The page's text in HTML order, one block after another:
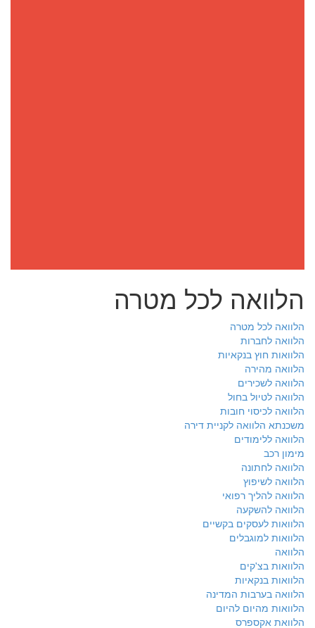
הלוואה לכל מטרה
הלוואה לכל מטרה
הלוואה לחברות
הלוואות חוץ בנקאיות
הלוואה מהירה
הלוואה לשכירים
הלוואה לטיול בחול
הלוואה לכיסוי חובות
משכנתא הלוואה לקניית דירה
הלוואה ללימודים
מימון רכב
הלוואה לחתונה
הלוואה לשיפוץ
הלוואה להליך רפואי
הלוואה להשקעה
הלוואות לעסקים בקשיים
הלוואות למוגבלים
הלוואה
הלוואות בצ'קים
הלוואות בנקאיות
הלוואה בערבות המדינה
הלוואות מהיום להיום
הלוואת אקספרס